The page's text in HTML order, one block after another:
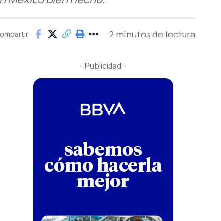
2 minutos de lectura
- Publicidad -